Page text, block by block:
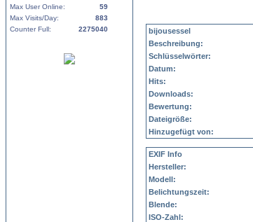
Max User Online:
59
Max Visits/Day:
883
Counter Full:
2275040
bijousessel
Beschreibung:
Schlüsselwörter:
Datum:
Hits:
Downloads:
Bewertung:
Dateigröße:
Hinzugefügt von:
EXIF Info
Hersteller:
Modell:
Belichtungszeit:
Blende:
ISO-Zahl: